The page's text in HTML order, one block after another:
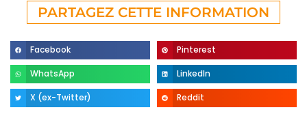
PARTAGEZ CETTE INFORMATION
Facebook Pinterest
WhatsApp LinkedIn
X (ex-Twitter) Reddit